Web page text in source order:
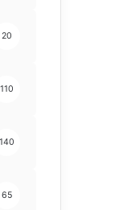
20
110
140
65